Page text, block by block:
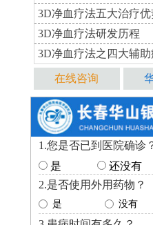
3D净血疗法五大治疗优
3D净血疗法研发历程
3D净血疗法之四大辅
在线咨询
1.您是否已到医院确诊
是
还没有
2.是否使用外用药物？
是 没有